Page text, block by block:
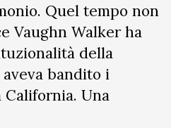
Quel tempo non
Vaughn Walker ha
della
aveva bandito i
Una